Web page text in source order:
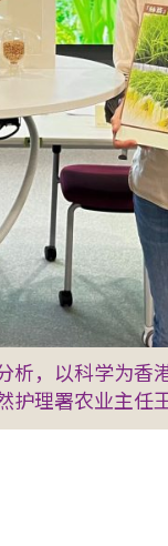
，以科学为香
理署农业主任